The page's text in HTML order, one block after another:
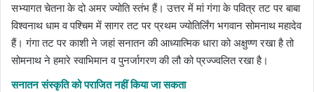
सभ्यागत चेतना के दो अमर ज्योति स्तंभ हैं। उत्तर में मां गंगा के पवित्र तट पर बाबा
विश्वनाथ धाम व पश्चिम में सागर तट पर प्रथम ज्योतिर्लिंग भगवान सोमनाथ महादेव
हैं। गंगा तट पर काशी ने जहां सनातन की आध्यात्मिक धारा को अक्षुण्ण रखा है तो
सोमनाथ ने हमारे स्वाभिमान व पुनर्जागरण की लौ को प्रज्ज्वलित रखा है।
सनातन संस्कृति को पराजित नहीं किया जा सकता